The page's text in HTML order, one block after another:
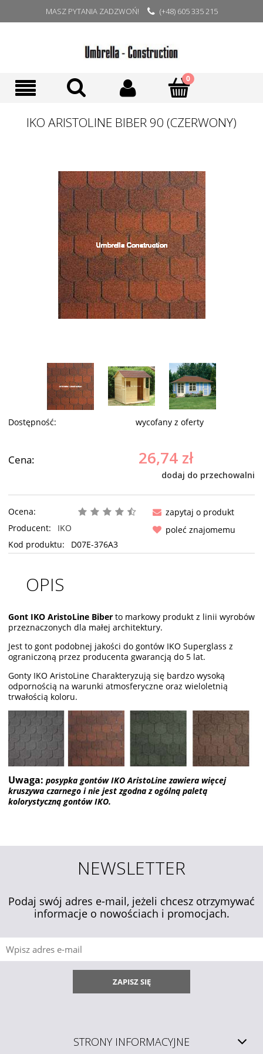
MASZ PYTANIA ZADZWOŃ! (+48) 605 335 215
IKO ARISTOLINE BIBER 90 (CZERWONY)
Dostępność: wycofany z oferty
Cena: 26,74 zł
dodaj do przechowalni
Ocena:
Producent:
IKO
Kod produktu:
D07E-376A3
zapytaj o produkt
poleć znajomemu
OPIS
Gont IKO AristoLine Biber to markowy produkt z linii wyrobów
przeznaczonych dla małej architektury.
Jest to gont podobnej jakości do gontów IKO Superglass z
ograniczoną przez producenta gwarancją do 5 lat.
Gonty IKO AristoLine Charakteryzują się bardzo wysoką
odpornością na warunki atmosferyczne oraz wieloletnią
trwałością koloru.
Uwaga: posypka gontów IKO AristoLine zawiera więcej
kruszywa czarnego i nie jest zgodna z ogólną paletą
kolorystyczną gontów IKO.
NEWSLETTER
Podaj swój adres e-mail, jeżeli chcesz otrzymywać
informacje o nowościach i promocjach.
ZAPISZ SIĘ
STRONY INFORMACYJNE